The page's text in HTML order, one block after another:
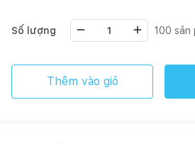
Số lượng 100 sản
Thêm vào giỏ